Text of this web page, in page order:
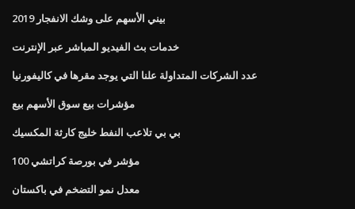
بيني الأسهم على وشك الانفجار 2019
خدمات بث الفيديو المباشر عبر الإنترنت
عدد الشركات المتداولة علنا ​​التي يوجد مقرها في كاليفورنيا
مؤشرات بيع سوق الأسهم بيع
بي بي تلاعب النفط خليج كارثة المكسيك
100 مؤشر في بورصة كراتشي
معدل نمو التضخم في باكستان